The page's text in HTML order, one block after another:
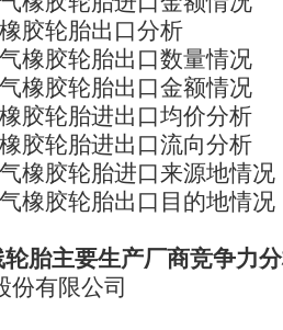
胶轮胎出口分析
橡胶轮胎出口数量情况
橡胶轮胎出口金额情况
胶轮胎进出口均价分析
胶轮胎进出口流向分析
橡胶轮胎进口来源地情况
橡胶轮胎出口目的地情况
胎主要生产厂商竞争力
份有限公司